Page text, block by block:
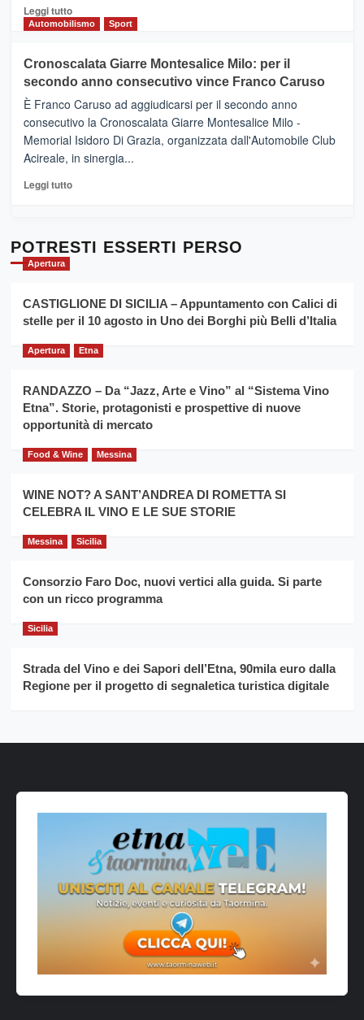
Gusto,
il
tra
sapori
vicoli
medievali
Leggi tuttoLeggi
di
Mondello
(Palermo)
–
“E
adesso
Pasta
–
Sicilia
l’
evento
la
filiera
grano
Automobilismo Sport
Cronoscalata Giarre Montesalice Milo: per il
secondo anno consecutivo vince Franco Caruso
È Franco Caruso ad aggiudicarsi per il secondo anno
consecutivo la Cronoscalata Giarre Montesalice Milo -
Memorial Isidoro Di Grazia, organizzata dall'Automobile Club
Acireale, in sinergia...
Leggi tuttoLeggi
Cronoscalata
per
il
anno
Franco
Caruso
POTRESTI ESSERTI PERSO
Apertura
CASTIGLIONE DI SICILIA – Appuntamento con Calici di
stelle per il 10 agosto in Uno dei Borghi più Belli d’Italia
Apertura Etna
RANDAZZO – Da “Jazz, Arte e Vino” al “Sistema Vino
Etna”. Storie, protagonisti e prospettive di nuove
opportunità di mercato
Food & Wine Messina
WINE NOT? A SANT’ANDREA DI ROMETTA SI
CELEBRA IL VINO E LE SUE STORIE
Messina Sicilia
Consorzio Faro Doc, nuovi vertici alla guida. Si parte
con un ricco programma
Sicilia
Strada del Vino e dei Sapori dell’Etna, 90mila euro dalla
Regione per il progetto di segnaletica turistica digitale